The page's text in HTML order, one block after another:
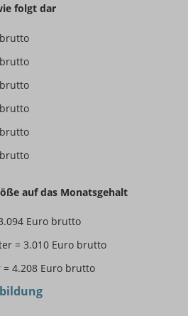
folgt dar
auf das Monatsgehalt
Euro brutto
= 3.010 Euro brutto
4.208 Euro brutto